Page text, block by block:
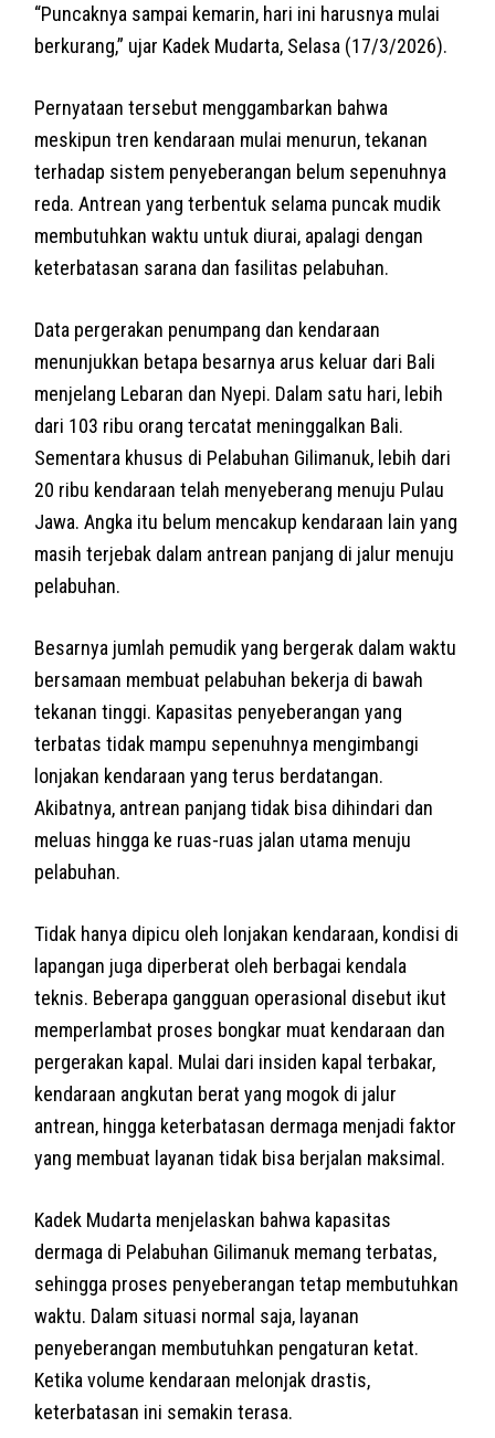
“Puncaknya sampai kemarin, hari ini harusnya mulai
berkurang,” ujar Kadek Mudarta, Selasa (17/3/2026).
Pernyataan tersebut menggambarkan bahwa
meskipun tren kendaraan mulai menurun, tekanan
terhadap sistem penyeberangan belum sepenuhnya
reda. Antrean yang terbentuk selama puncak mudik
membutuhkan waktu untuk diurai, apalagi dengan
keterbatasan sarana dan fasilitas pelabuhan.
Data pergerakan penumpang dan kendaraan
menunjukkan betapa besarnya arus keluar dari Bali
menjelang Lebaran dan Nyepi. Dalam satu hari, lebih
dari 103 ribu orang tercatat meninggalkan Bali.
Sementara khusus di Pelabuhan Gilimanuk, lebih dari
20 ribu kendaraan telah menyeberang menuju Pulau
Jawa. Angka itu belum mencakup kendaraan lain yang
masih terjebak dalam antrean panjang di jalur menuju
pelabuhan.
Besarnya jumlah pemudik yang bergerak dalam waktu
bersamaan membuat pelabuhan bekerja di bawah
tekanan tinggi. Kapasitas penyeberangan yang
terbatas tidak mampu sepenuhnya mengimbangi
lonjakan kendaraan yang terus berdatangan.
Akibatnya, antrean panjang tidak bisa dihindari dan
meluas hingga ke ruas-ruas jalan utama menuju
pelabuhan.
Tidak hanya dipicu oleh lonjakan kendaraan, kondisi di
lapangan juga diperberat oleh berbagai kendala
teknis. Beberapa gangguan operasional disebut ikut
memperlambat proses bongkar muat kendaraan dan
pergerakan kapal. Mulai dari insiden kapal terbakar,
kendaraan angkutan berat yang mogok di jalur
antrean, hingga keterbatasan dermaga menjadi faktor
yang membuat layanan tidak bisa berjalan maksimal.
Kadek Mudarta menjelaskan bahwa kapasitas
dermaga di Pelabuhan Gilimanuk memang terbatas,
sehingga proses penyeberangan tetap membutuhkan
waktu. Dalam situasi normal saja, layanan
penyeberangan membutuhkan pengaturan ketat.
Ketika volume kendaraan melonjak drastis,
keterbatasan ini semakin terasa.